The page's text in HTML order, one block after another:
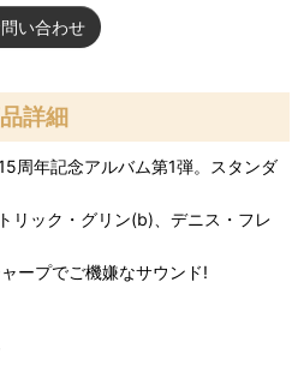
い合わせ
詳細
周年記念アルバム第1弾。スタンダ
リック・グリン(b)、デニス・フレ
ープでご機嫌なサウンド!